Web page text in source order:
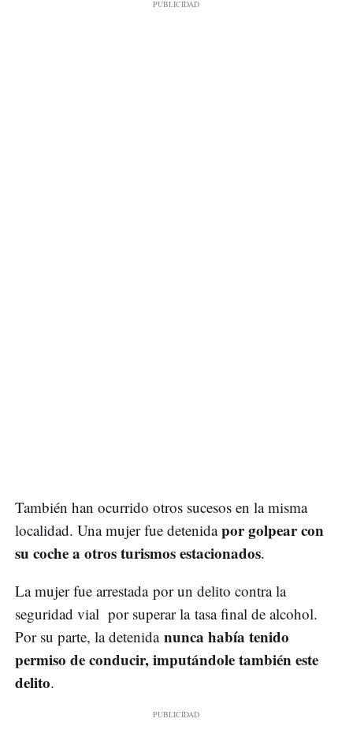
También han ocurrido otros sucesos en la misma
localidad. Una mujer fue detenidapor golpear con
su coche a otros turismos estacionados.
La mujer fue arrestada por un delito contra la
seguridad vial por superar la tasa final de alcohol.
Por su parte, la detenida nunca había tenido
permiso de conducir, imputándole también este
delito.